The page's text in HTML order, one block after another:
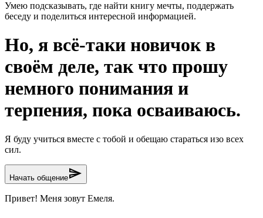
Умею подсказывать, где найти книгу мечты, поддержать
беседу и поделиться интересной информацией.
Но, я всё-таки новичок в
своём деле, так что прошу
немного понимания и
терпения, пока осваиваюсь.
Я буду учиться вместе с тобой и обещаю стараться изо всех
сил.
Начать общениеsend
Привет! Меня зовут Емеля.